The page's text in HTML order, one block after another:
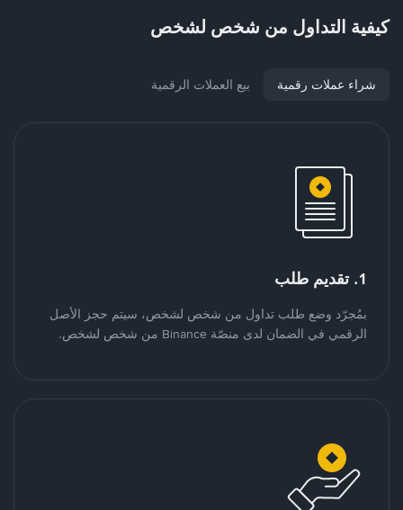
كيفية التداول من شخص لشخص
شراء عملات رقمية بيع العملات الرقمية
1. تقديم طلب
بمُجرّد وضع طلب تداول من شخص لشخص، سيتم حجز الأصل
الرقمي في الضمان لدى منصّة Binance من شخص لشخص.